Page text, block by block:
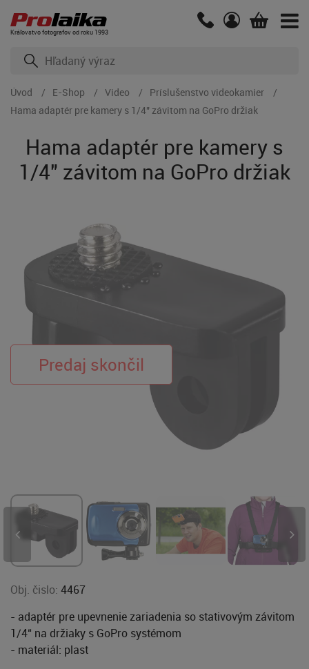
Kráľovstvo fotografov od roku 1993
Úvod E-Shop Video
Príslušenstvo videokamier
Hama adaptér pre kamery s 1/4" závitom na GoPro držiak
Hama adaptér pre kamery s
1/4" závitom na GoPro držiak
Obj. čislo: 4467
- adaptér pre upevnenie zariadenia so stativovým závitom
1/4“ na držiaky s GoPro systémom
- materiál: plast